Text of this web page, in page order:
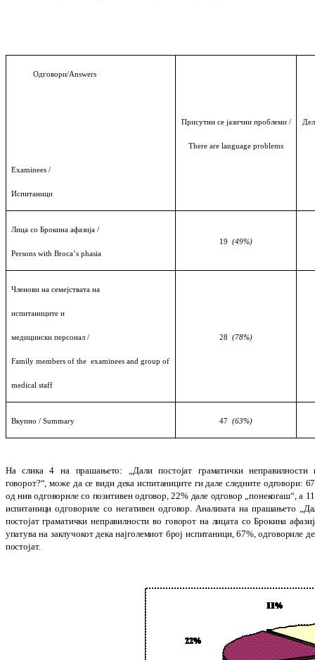
Одговори/Answers
Examinees /
Испитаници
Присутни се јазични проблеми /
There are language problems
Лица со Брокина афазија /
Persons with Broca’s phasia
19 (49%)
Членови на семејствата на
испитаниците и
медицински персонал /
Family members of the examinees and group of
medical staff
28 (78%)
Вкупно / Summary 47 (63%)
На слика 4 на прашањето: „Дали постојат гра­матички неправилности
говорот?“, мо­же да се види дека испитаниците ги дале след­ните одговори:
од нив одговориле со позитивен одговор, 22% дале одговор „по­неко­гаш“, а
испитаници одговориле со не­га­тивен одговор.Анализата на прашање­то
постојат граматички неправилнос­ти во го­ворот на лицата со Брокина афа
упа­ту­ва на заклучокот дека најголеми­от број ис­пи­та­ници, 67%, одговориле
пос­тојат.